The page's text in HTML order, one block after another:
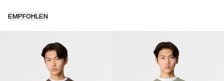
EMPFOHLEN